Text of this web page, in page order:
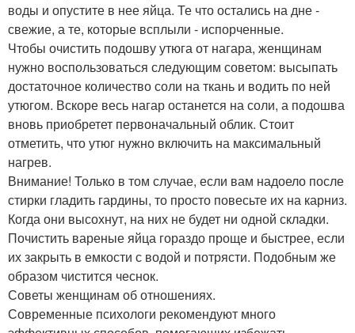
воды и опустите в нее яйца. Те что остались на дне -
свежие, а те, которые всплыли - испорченные.
Чтобы очистить подошву утюга от нагара, женщинам
нужно воспользоваться следующим советом: высыпать
достаточное количество соли на ткань и водить по ней
утюгом. Вскоре весь нагар останется на соли, а подошва
вновь приобретет первоначальный облик. Стоит
отметить, что утюг нужно включить на максимальный
нагрев.
Внимание! Только в том случае, если вам надоело после
стирки гладить гардины, то просто повесьте их на карниз.
Когда они высохнут, на них не будет ни одной складки.
Почистить вареные яйца гораздо проще и быстрее, если
их закрыть в емкости с водой и потрясти. Подобным же
образом чистится чеснок.
Советы женщинам об отношениях.
Современные психологи рекомендуют много